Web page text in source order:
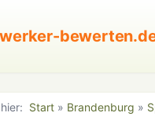
Start » Brandenburg »